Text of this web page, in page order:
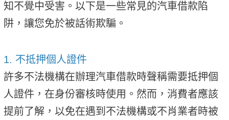
知不覺中受害。以下是一些常見的汽車借款陷
阱，讓您免於被話術欺騙。
1. 不抵押個人證件
許多不法機構在辦理汽車借款時聲稱需要抵押個
人證件，在身份審核時使用。然而，消費者應該
提前了解，以免在遇到不法機構或不肖業者時被